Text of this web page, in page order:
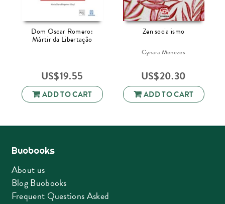
Dom Oscar Romero:
Mártir da Libertação
US$19.55
ADD TO CART
Zen socialismo
Cynara Menezes
US$20.30
ADD TO CART
Buobooks
About us
Blog Buobooks
Frequent Questions Asked